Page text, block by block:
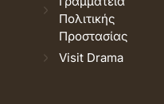
Πολιτικής
Προστασίας
Visit Drama